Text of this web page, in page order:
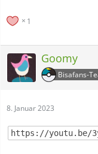
1
Goomy
Bisafans-
8. Januar 2023
https://youtu.be/